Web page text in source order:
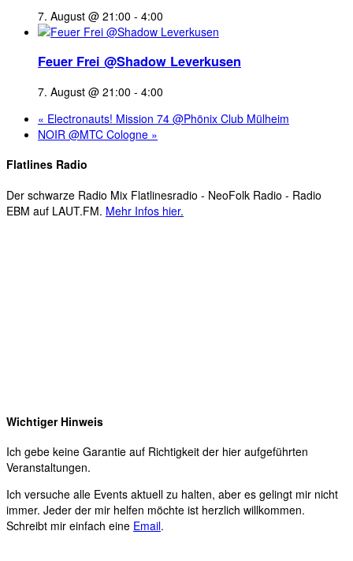
7. August @ 21:00 - 4:00
Feuer Frei @Shadow Leverkusen
7. August @ 21:00 - 4:00
« Electronauts! Mission 74 @Phönix Club Mülheim
NOIR @MTC Cologne »
Flatlines Radio
Der schwarze Radio Mix Flatlinesradio - NeoFolk Radio - Radio
EBM auf LAUT.FM. Mehr Infos hier.
Wichtiger Hinweis
Ich gebe keine Garantie auf Richtigkeit der hier aufgeführten
Veranstaltungen.
Ich versuche alle Events aktuell zu halten, aber es gelingt mir nicht
immer. Jeder der mir helfen möchte ist herzlich willkommen.
Schreibt mir einfach eine Email.